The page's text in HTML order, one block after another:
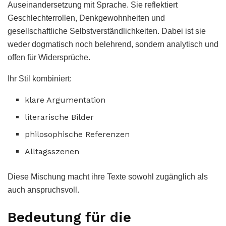
Auseinandersetzung mit Sprache. Sie reflektiert
Geschlechterrollen, Denkgewohnheiten und
gesellschaftliche Selbstverständlichkeiten. Dabei ist sie
weder dogmatisch noch belehrend, sondern analytisch und
offen für Widersprüche.
Ihr Stil kombiniert:
klare Argumentation
literarische Bilder
philosophische Referenzen
Alltagsszenen
Diese Mischung macht ihre Texte sowohl zugänglich als
auch anspruchsvoll.
Bedeutung für die